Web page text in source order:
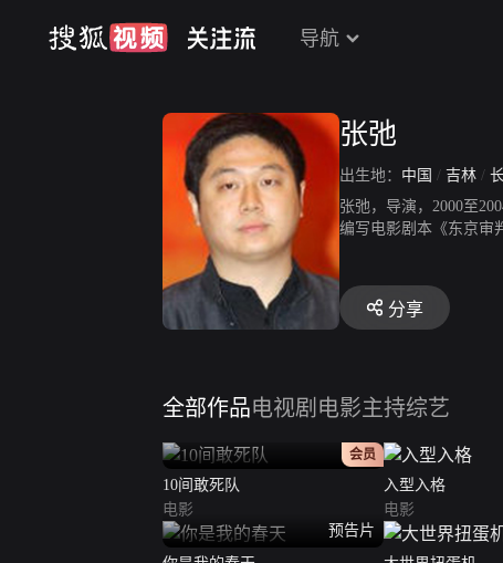
导航
张弛
出生地： 中国 / 吉林 /
张弛，导演，2000至
编写电影剧本《东京审
分享
全部作品电视剧 电影主持综艺
正片
会员
10间敢死队
电影
入型入格
电影
预告片